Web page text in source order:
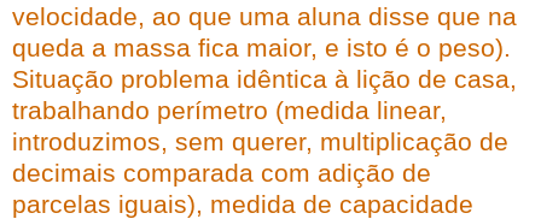
velocidade, ao que uma aluna disse que na
queda a massa fica maior, e isto é o peso).
Situação problema idêntica à lição de casa,
trabalhando perímetro (medida linear,
introduzimos, sem querer, multiplicação de
decimais comparada com adição de
parcelas iguais), medida de capacidade